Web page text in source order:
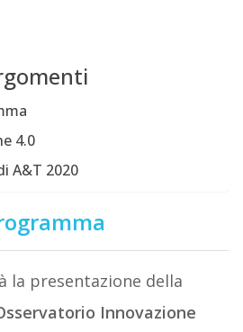
4.0
A&T 2020
la presentazione della
Innovazione